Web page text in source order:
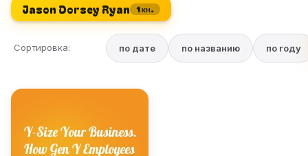
Jason Dorsey Ryan 1 кн.
Сортировка: по дате по названию по году